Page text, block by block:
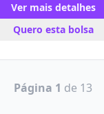
Ver mais detalhes
Quero esta bolsa
Página 1 de 13